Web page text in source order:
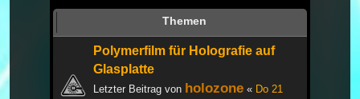
Themen
Polymerfilm für Holografie auf
Glasplatte
Letzter Beitrag von holozone « Do 21